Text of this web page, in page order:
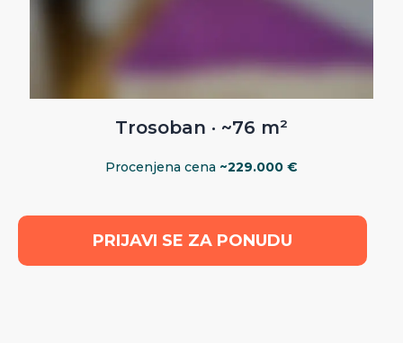
Trosoban · ~76 m²
Procenjena cena ~229.000 €
PRIJAVI SE ZA PONUDU